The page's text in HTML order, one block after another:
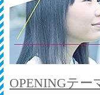
OPENINGテー